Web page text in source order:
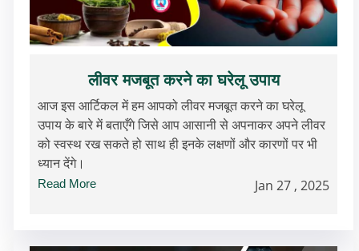
लीवर मजबूत करने का घरेलू उपाय
आज इस आर्टिकल में हम आपको लीवर मजबूत करने का घरेलू
उपाय के बारे में बताएँगे जिसे आप आसानी से अपनाकर अपने लीवर
को स्वस्थ रख सकते हो साथ ही इनके लक्षणों और कारणों पर भी
ध्यान देंगे।
Read More Jan 27 , 2025